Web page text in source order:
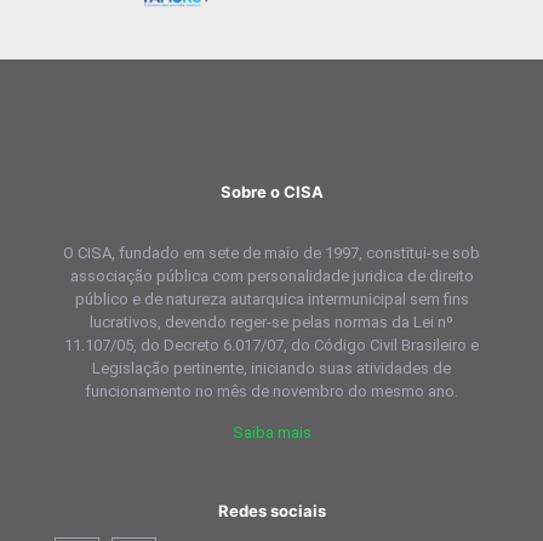
Sobre o CISA
O CISA, fundado em sete de maio de 1997, constitui-se sob
associação pública com personalidade juridica de direito
público e de natureza autarquica intermunicipal sem fins
lucrativos, devendo reger-se pelas normas da Lei nº
11.107/05, do Decreto 6.017/07, do Código Civil Brasileiro e
Legislação pertinente, iniciando suas atividades de
funcionamento no mês de novembro do mesmo ano.
Saiba mais
Redes sociais